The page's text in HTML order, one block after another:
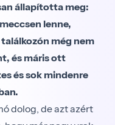
állapította meg:
lenne,
még nem
és máris ott
és sok mindenre
dolog, de azt azért